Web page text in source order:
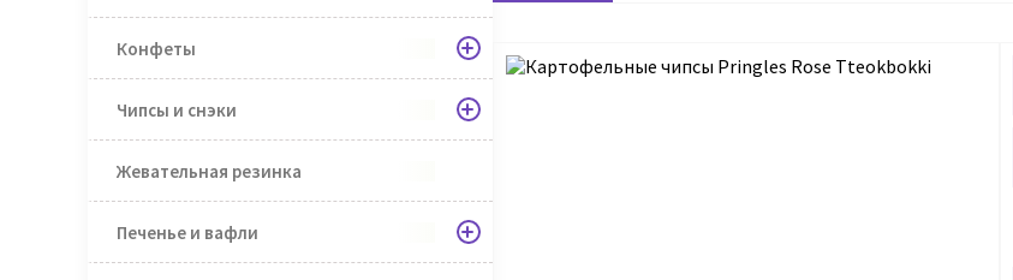
Конфеты
Чипсы и снэки
Жевательная резинка
Печенье и вафли